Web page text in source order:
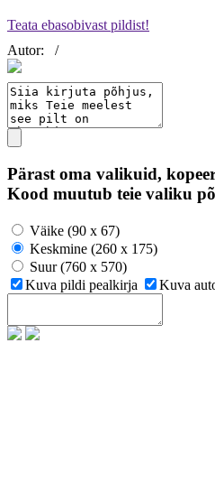
Teata ebasobivast pildist!
Autor:
/
Pärast oma valikuid,
Kood muutub teie valiku
Väike (90 x 67)
Keskmine (260 x 175)
Suur (760 x 570)
Kuva pildi pealkirja
Kuva